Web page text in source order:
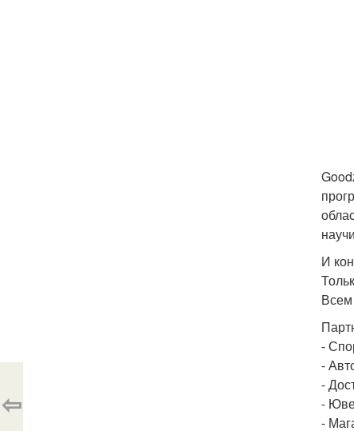
И
-
-
-
-
-
⇦